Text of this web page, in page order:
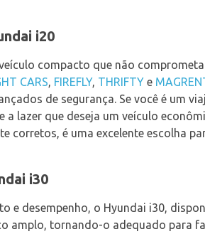
i20
compacto que não
CARS, FIREFLY, THRIFTY e
de segurança. Se você é um
lazer que deseja um veículo
corretos, é uma excelente escolha
i30
e desempenho, o Hyundai i30,
amplo, tornando-o adequado para